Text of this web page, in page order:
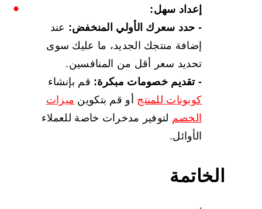
إعداد سهل:
- حدد سعرك الأولي المنخفض: عند
إضافة منتجك الجديد، ما عليك سوى
تحديد سعر أقل من المنافسين.
- تقديم خصومات مبكرة: قم بإنشاء
كوبونات للمنتج أو قم بتكوين ميزات
الخصم لتوفير مدخرات خاصة للعملاء
الأوائل.
الخاتمة